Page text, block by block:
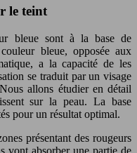
le teint
bleue sont à la base de
bleue, opposée aux
a la capacité de les
se traduit par un visage
allons étudier en détail
sur la peau. La base
pour un résultat optimal.
présentant des rougeurs
vont absorber une partie de